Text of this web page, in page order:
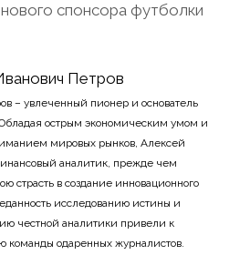
спонсора футболки
Петров
– увлеченный пионер и основатель
острым экономическим умом и
мировых рынков, Алексей
аналитик, прежде чем
страсть в создание инновационного
исследованию истины и
честной аналитики привели к
команды одаренных журналистов.